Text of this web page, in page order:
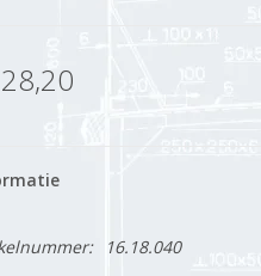
16.18.040